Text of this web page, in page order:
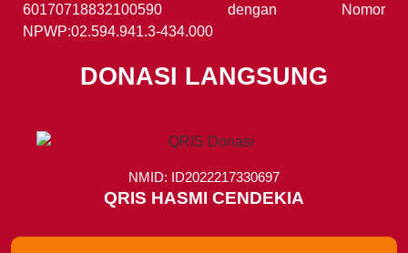
60170718832100590 dengan Nomor
NPWP:02.594.941.3-434.000
DONASI LANGSUNG
NMID: ID2022217330697
QRIS HASMI CENDEKIA